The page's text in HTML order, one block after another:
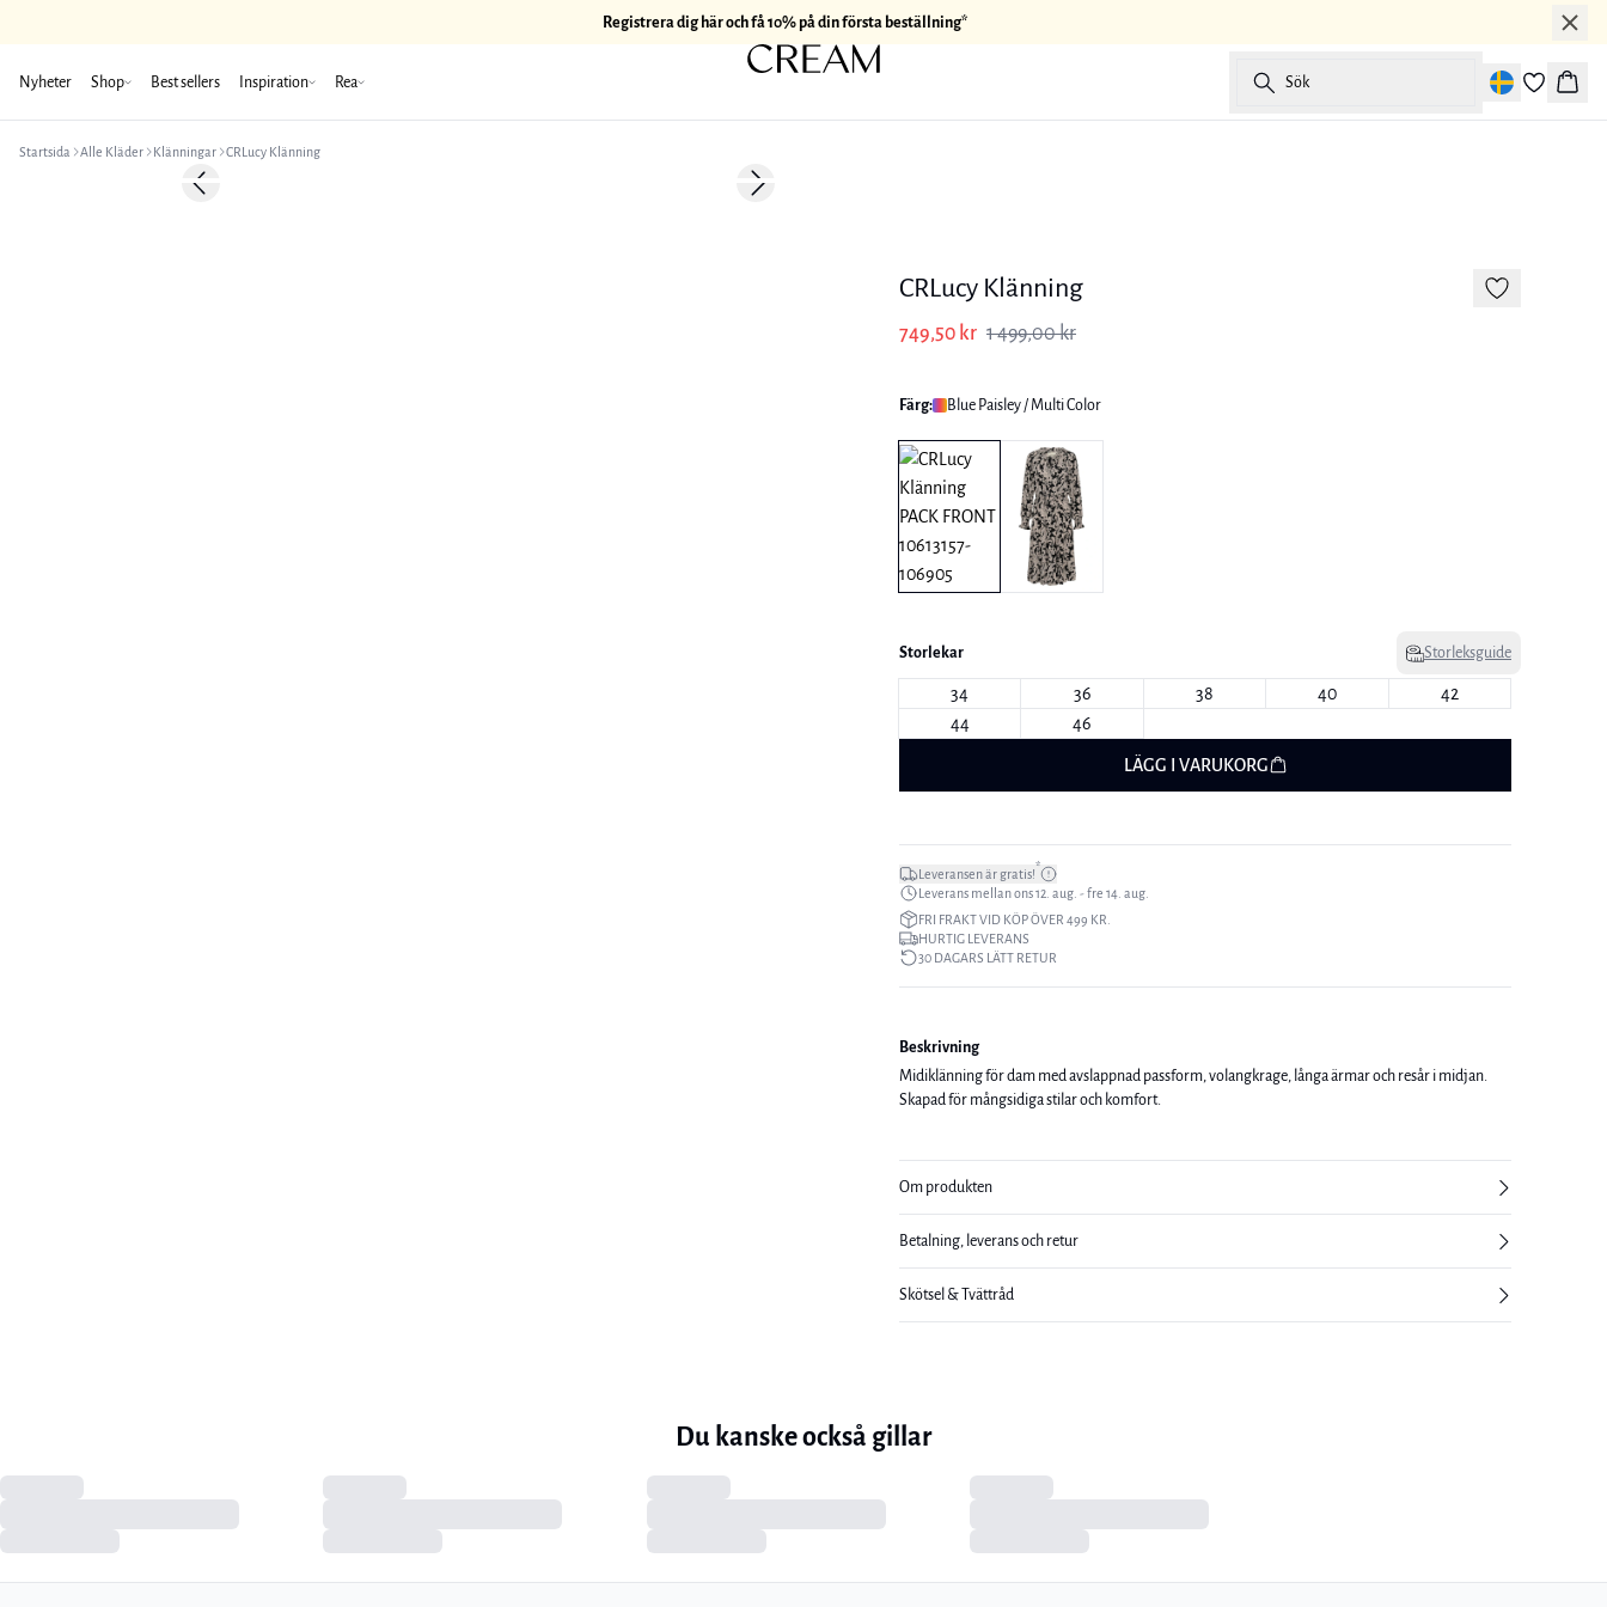
Registrera dig här och få 10% på din första beställning*
Nyheter Shop Best sellers Inspiration Rea Sök
Korg
Startsida Alle Kläder Klänningar CRLucy Klänning
-50%Previous slide Next slide
CRLucy Klänning
749,50 kr 1 499,00 kr
Färg: Blue Paisley / Multi Color
Storlekar Storleksguide
34 36 38 40
42
44
46
LÄGG I VARUKORG
Leveransen är gratis!*
Leverans mellan ons 12. aug. - fre 14. aug.
FRI FRAKT VID KÖP ÖVER 499 KR.
HURTIG LEVERANS
30 DAGARS LÄTT RETUR
Beskrivning
Midiklänning för dam med avslappnad passform, volangkrage, långa ärmar och resår i midjan.
Skapad för mångsidiga stilar och komfort.
Om produkten
Betalning, leverans och retur
Skötsel & Tvättråd
Du kanske också gillar